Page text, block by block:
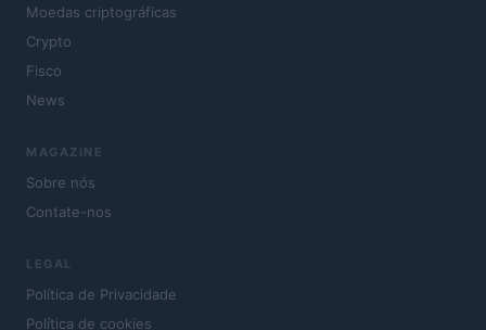
Moedas criptográficas
Crypto
Fisco
News
MAGAZINE
Sobre nós
Contate-nos
LEGAL
Política de Privacidade
Política de cookies